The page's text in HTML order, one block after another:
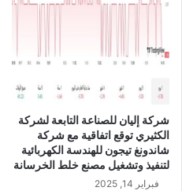
ر
ز
س
م
ش
ر
ك
/
Y
شركة إليان للصناعة التابعة لشركة
الكثيري توقع اتفاقية مع شركة
شاندونغ تيجون للهندسة الكهربائية
لتنفيذ وتشغيل مصنع خلط الخرسانة
فبراير 14, 2025